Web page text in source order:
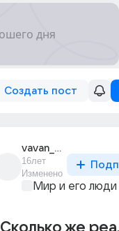
Создать пост
vavan_131
16лет
Изменено
Мир и его люди
Сколько же